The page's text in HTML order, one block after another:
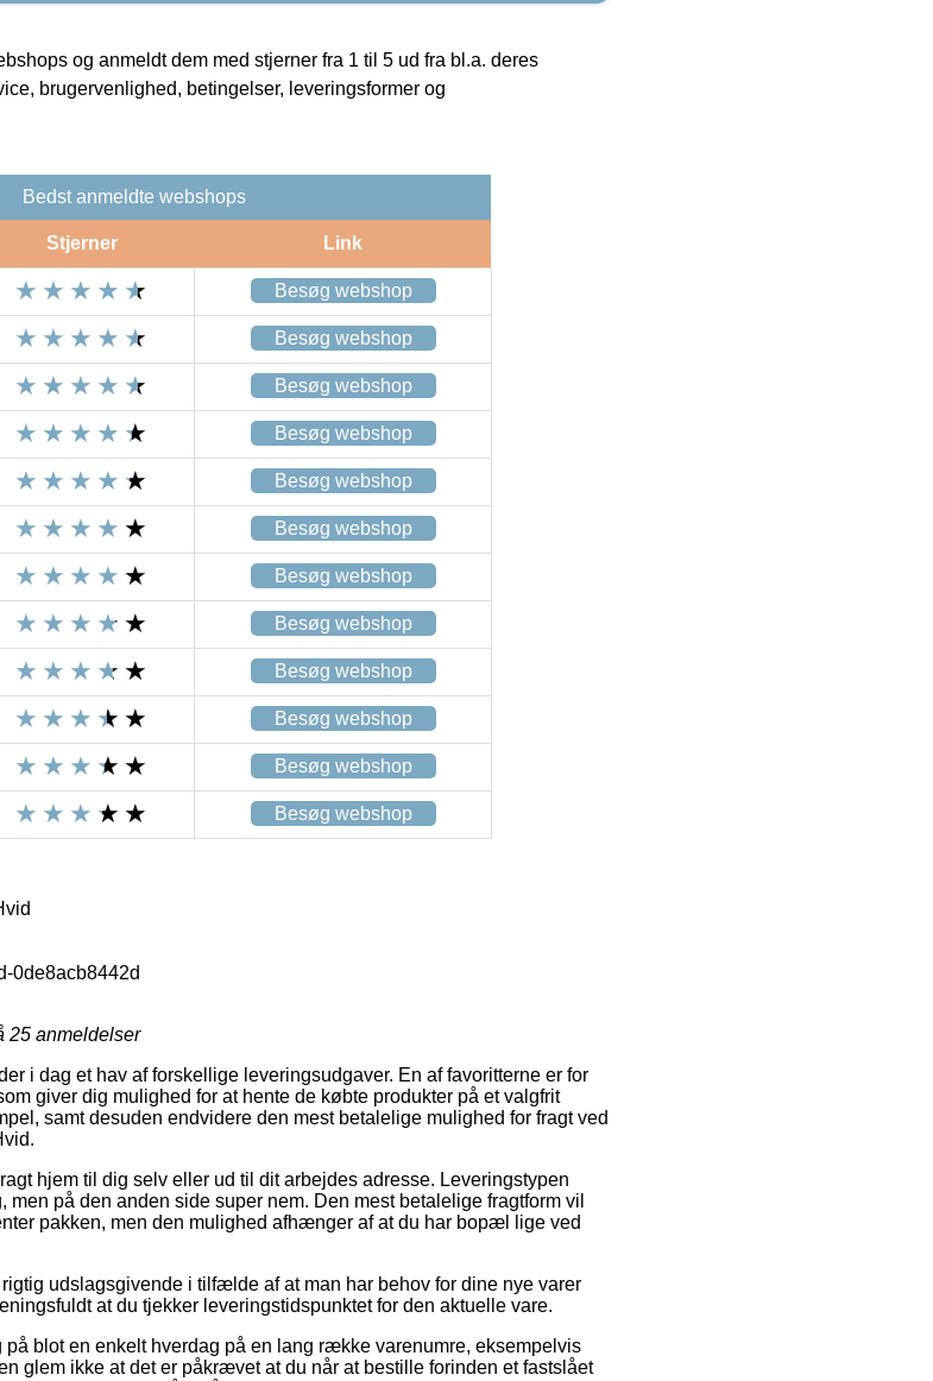
og anmeldt dem med stjerner fra 1 til 5 ud fra bl.a. deres
brugervenlighed, betingelser, leveringsformer og
Bedst anmeldte webshops
Stjerner Link
Besøg webshop
Besøg webshop
Besøg webshop
Besøg webshop
Besøg webshop
Besøg webshop
Besøg webshop
Besøg webshop
Besøg webshop
Besøg webshop
Besøg webshop
Besøg webshop
0de8acb8442d
25 anmeldelser
i dag et hav af forskellige leveringsudgaver. En af favoritterne er for
giver dig mulighed for at hente de købte produkter på et valgfrit
samt desuden endvidere den mest betalelige mulighed for fragt ved
hjem til dig selv eller ud til dit arbejdes adresse. Leveringstypen
på den anden side super nem. Den mest betalelige fragtform vil
pakken, men den mulighed afhænger af at du har bopæl lige ved
udslagsgivende i tilfælde af at man har behov for dine nye varer
at du tjekker leveringstidspunktet for den aktuelle vare.
blot en enkelt hverdag på en lang række varenumre, eksempelvis
glem ikke at det er påkrævet at du når at bestille forinden et fastslået